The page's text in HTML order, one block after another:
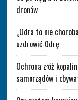
dronów
„Odra to nie
uzdrowić Odrę
Ochrona złóż
samorządów i